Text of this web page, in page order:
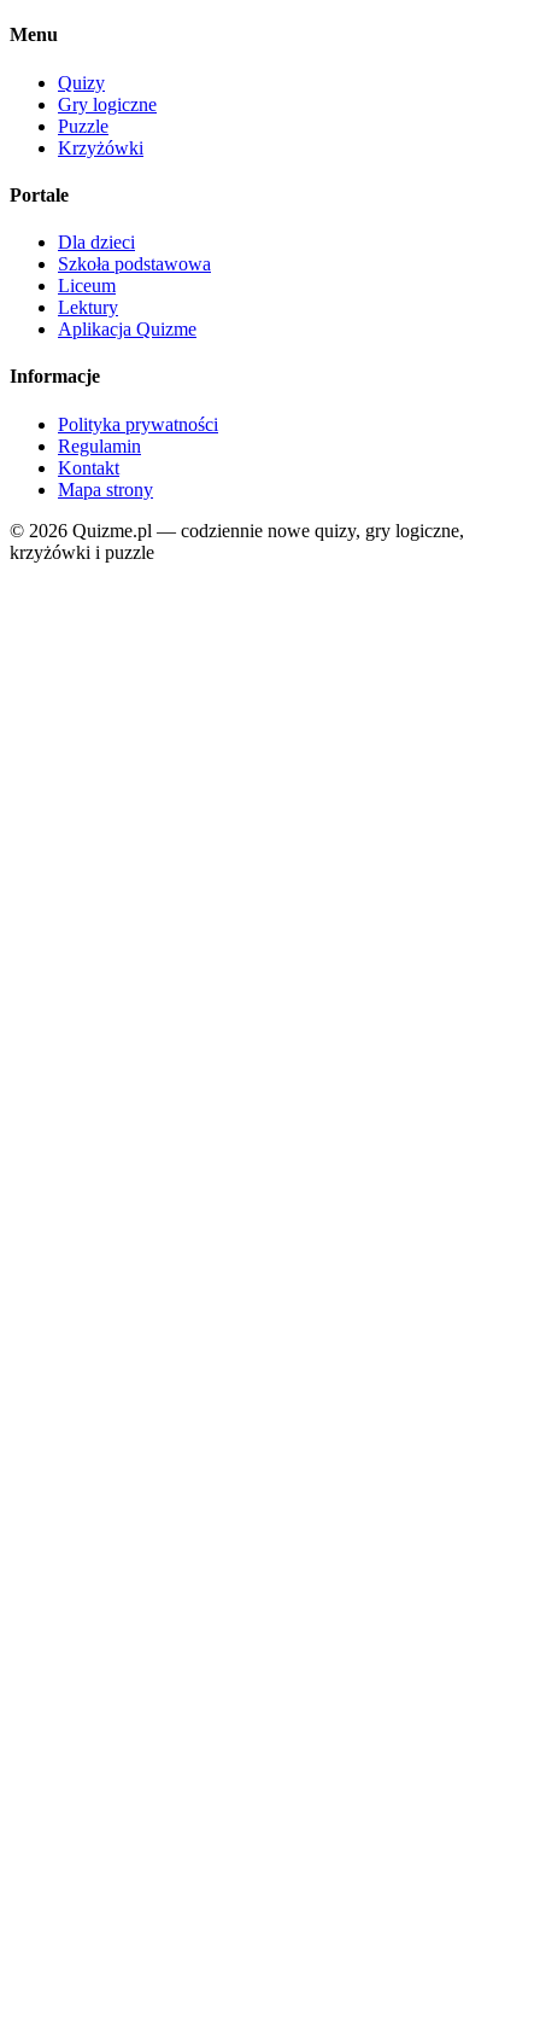
Menu
Quizy
Gry logiczne
Puzzle
Krzyżówki
Portale
Dla dzieci
Szkoła podstawowa
Liceum
Lektury
Aplikacja Quizme
Informacje
Polityka prywatności
Regulamin
Kontakt
Mapa strony
© 2026 Quizme.pl — codziennie nowe quizy, gry logiczne,
krzyżówki i puzzle